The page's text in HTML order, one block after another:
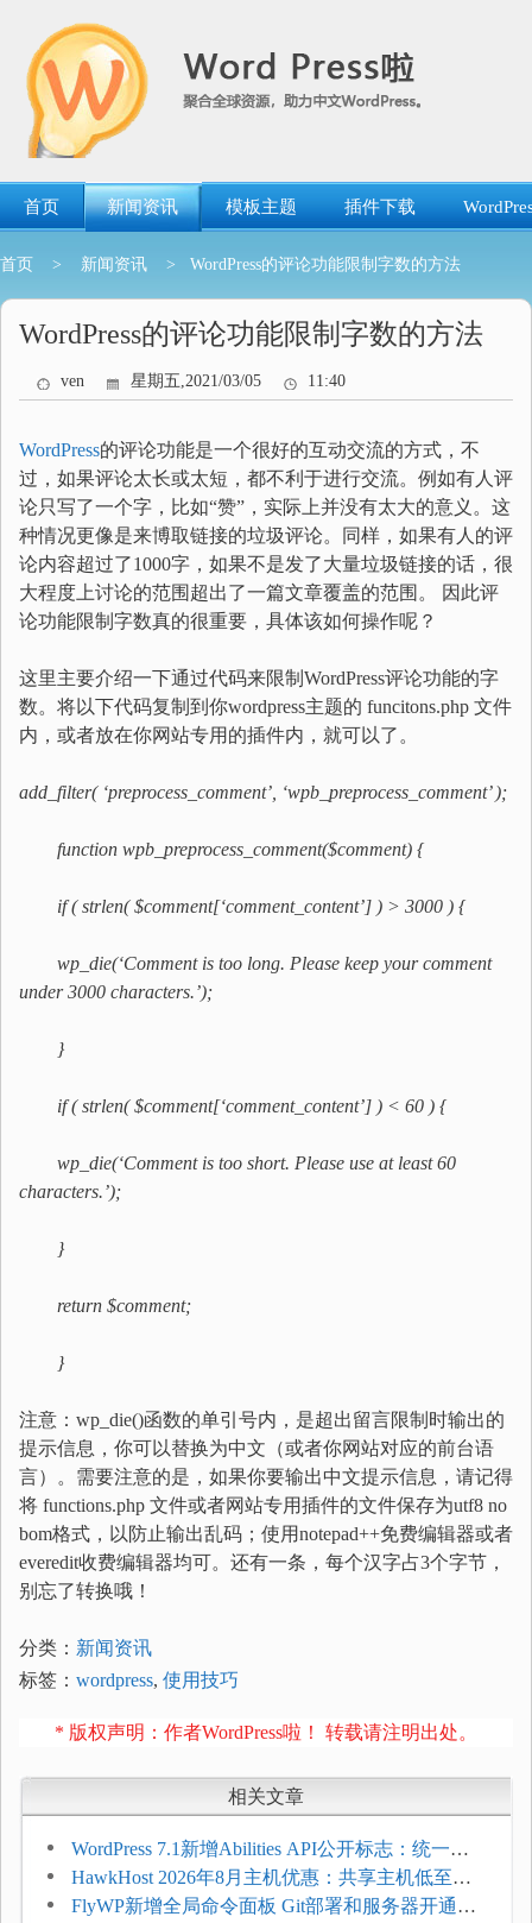
首页 新闻资讯 模板主题 插件下载
首页 > 新闻资讯 > WordPress的评论功能限制字数的方法
WordPress的评论功能限制字数的方法
ven 星期五,2021/03/05 11:40
WordPress的评论功能是一个很好的互动交流的方式，不
过，如果评论太长或太短，都不利于进行交流。例如有人评
论只写了一个字，比如“赞”，实际上并没有太大的意义。这
种情况更像是来博取链接的垃圾评论。同样，如果有人的评
论内容超过了1000字，如果不是发了大量垃圾链接的话，很
大程度上讨论的范围超出了一篇文章覆盖的范围。 因此评
论功能限制字数真的很重要，具体该如何操作呢？
这里主要介绍一下通过代码来限制WordPress评论功能的字
数。将以下代码复制到你wordpress主题的 funcitons.php 文件
内，或者放在你网站专用的插件内，就可以了。
add_filter( ‘preprocess_comment’, ‘wpb_preprocess_comment’ );
function wpb_preprocess_comment($comment) {
if ( strlen( $comment[‘comment_content’] ) > 3000 ) {
wp_die(‘Comment is too long. Please keep your comment
under 3000 characters.’);
}
if ( strlen( $comment[‘comment_content’] ) < 60 ) {
wp_die(‘Comment is too short. Please use at least 60
characters.’);
}
return $comment;
}​
注意：wp_die()函数的单引号内，是超出留言限制时输出的
提示信息，你可以替换为中文（或者你网站对应的前台语
言）。需要注意的是，如果你要输出中文提示信息，请记得
将 functions.php 文件或者网站专用插件的文件保存为utf8 no
bom格式，以防止输出乱码；使用notepad++免费编辑器或者
everedit收费编辑器均可。还有一条，每个汉字占3个字节，
别忘了转换哦！
分类： 新闻资讯
标签： wordpress, 使用技巧
* 版权声明：作者WordPress啦！ 转载请注明出处。
相关文章
WordPress 7.1新增Abilities API公开标志：统一支
持REST API、MCP与AI代理
HawkHost 2026年8月主机优惠：共享主机低至
$2.61/月，高性能主机同步折扣
FlyWP新增全局命令面板 Git部署和服务器开通更